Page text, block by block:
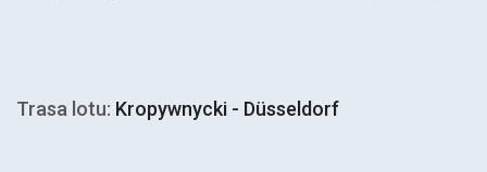
Trasa lotu: Kropywnycki - Düsseldorf